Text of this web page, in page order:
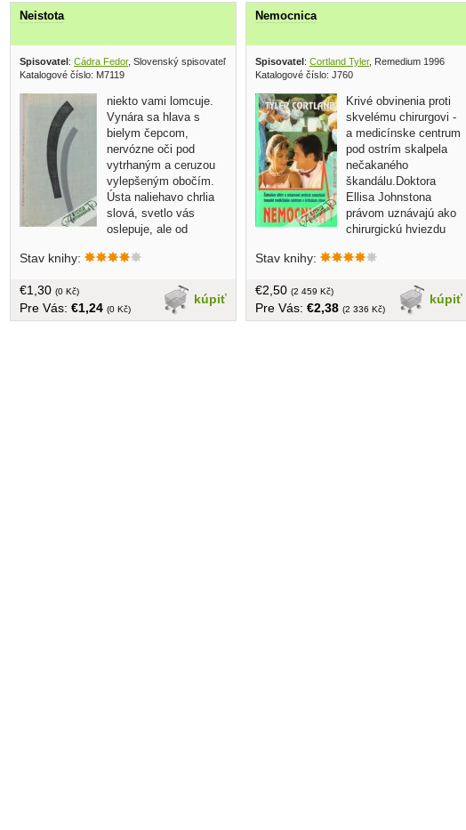
Neistota
Spisovatel: Cádra Fedor, Slovenský spisovateľ 1967
Katalogové číslo: M7119
niekto vami lomcuje.
Vynára sa hlava s
bielym čepcom,
nervózne oči pod
vytrhaným a ceruzou
vylepšeným obočím.
Ústa naliehavo chrlia
slová, svetlo vás
oslepuje, ale od
tvrdá väzba bez obalu, 145 strán,
Stav knihy:
kúpiť
€1,30 (0 Kč)
Pre Vás: €1,24 (0 Kč)
Nemocnica
Spisovatel: Cortland Tyler, Remedium 1996
Katalogové číslo: J760
Krivé obvinenia proti
skvelému chirurgovi -
a medicínske centrum
pod ostrím skalpela
nečakaného
škandálu.Doktora
Ellisa Johnstona
právom uznávajú ako
chirurgickú hviezdu
žena ho však zažaluje za zanedbanie
znamenajú pre ňu viac ako
peniaze.Táto zrada je nastraženou
pascou,ktorá ohrozuje doktorovu
Stav knihy:
kúpiť
€2,50 (2 459 Kč)
Pre Vás: €2,38 (2 336 Kč)